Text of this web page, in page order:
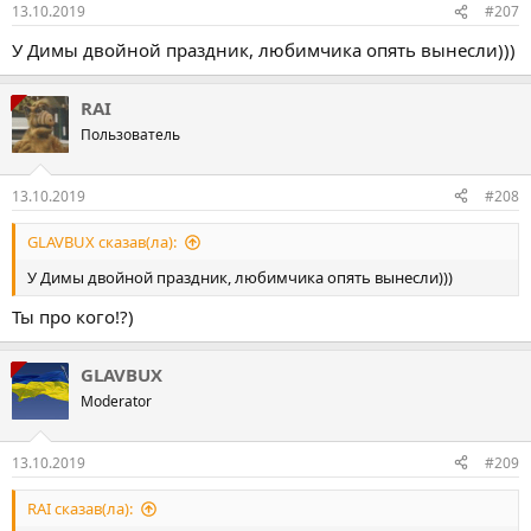
13.10.2019 #207
У Димы двойной праздник, любимчика опять вынесли)))
RAI
Пользователь
13.10.2019 #208
GLAVBUX сказав(ла):
У Димы двойной праздник, любимчика опять вынесли)))
Ты про кого!?)
GLAVBUX
Moderator
13.10.2019 #209
RAI сказав(ла):